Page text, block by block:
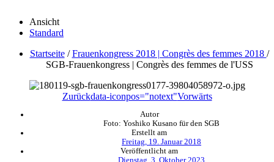
Ansicht
Standard
Startseite/Frauenkongress 2018 | Congrès des femmes 2018 /
SGB-Frauenkongress | Congrès des femmes de l'USS
Zurückdata-iconpos="notext"Vorwärts
Autor
Foto: Yoshiko Kusano für den SGB
Erstellt am
Freitag, 19. Januar 2018
Veröffentlicht am
Dienstag, 3. Oktober 2023